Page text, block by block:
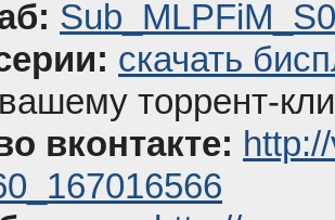
скачать
торрент-
вконтакте: